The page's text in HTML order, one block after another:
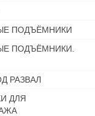
ПОДЪЁМНИКИ
ПОДЪЁМНИКИ.
РАЗВАЛ
ДЛЯ